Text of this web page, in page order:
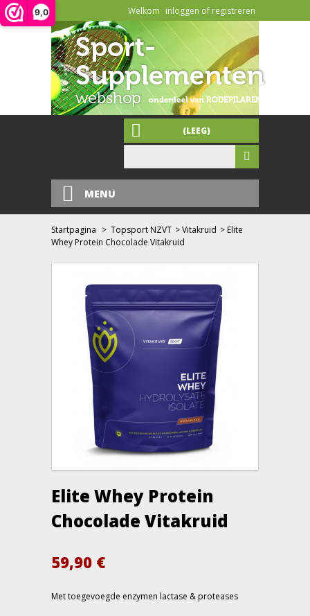
9,0 Welkom inloggen of registreren
(LEEG)
MENU
Startpagina > Topsport NZVT >Vitakruid > Elite
Whey Protein Chocolade Vitakruid
Elite Whey Protein
Chocolade Vitakruid
59,90 €
Met toegevoegde enzymen lactase & proteases